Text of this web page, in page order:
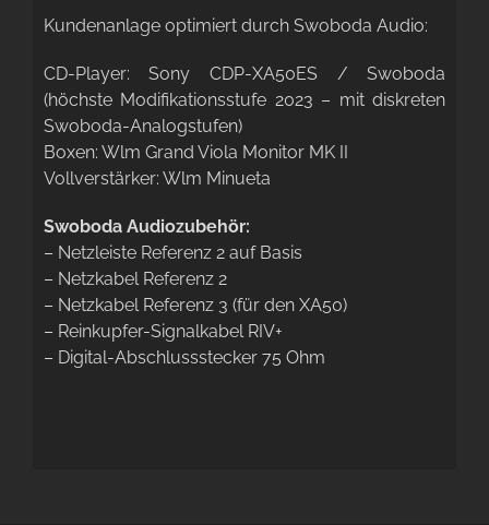
Kundenanlage optimiert durch Swoboda Audio:
CD-Player: Sony CDP-XA50ES / Swoboda
(höchste Modifikationsstufe 2023 – mit diskreten
Swoboda-Analogstufen)
Boxen: Wlm Grand Viola Monitor MK II
Vollverstärker: Wlm Minueta
Swoboda Audiozubehör:
– Netzleiste Referenz 2 auf Basis
– Netzkabel Referenz 2
– Netzkabel Referenz 3 (für den XA50)
– Reinkupfer-Signalkabel RIV+
– Digital-Abschlussstecker 75 Ohm